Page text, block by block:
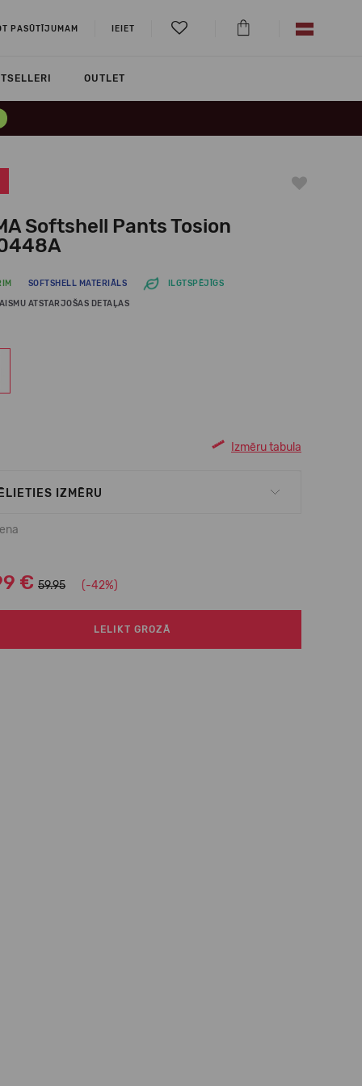
PASŪTĪJUMAM IEIET
OUTLET
Softshell Pants Tosion
SOFTSHELL MATERIĀLS ILGTSPĒJĪGS
ATSTARJOŠAS DETAĻAS
Izmēru tabula
IZMĒRU
€ 59.95 (-42%)
LELIKT GROZĀ